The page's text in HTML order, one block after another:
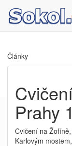
Články
Prahy
Cvičení na
Karlovým